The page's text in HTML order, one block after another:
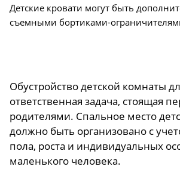
Детские кровати могут быть
съемными бортиками-
Обустройство детской комнаты
ответственная задача, стоящая
родителями. Спальное место
должно быть организовано с
пола, роста и индивидуальных
маленького человека.